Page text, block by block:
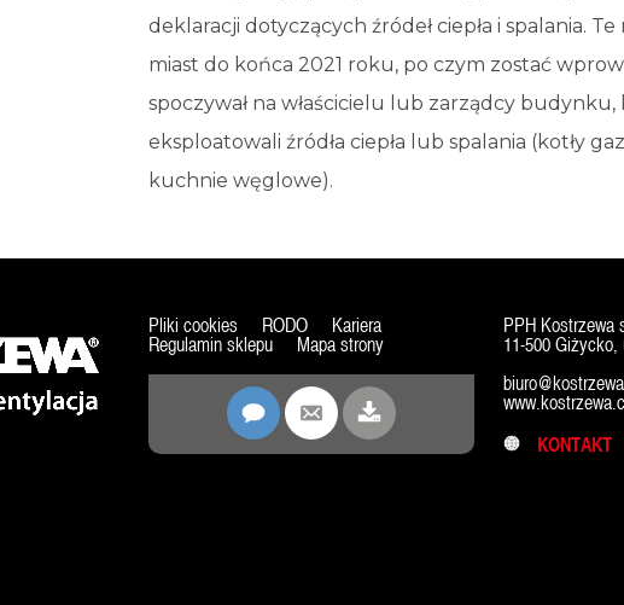
deklaracji dotyczących źródeł ciepła i spalania.
miast do końca 2021 roku, po czym zostać
spoczywał na właścicielu lub zarządcy
eksploatowali źródła ciepła lub spalania (kotły
kuchnie węglowe).
Pliki cookies RODO
Kariera
Regulamin sklepu
Mapa strony
PPH Kostrzewa
11-500 Giżycko,
KONTAKT